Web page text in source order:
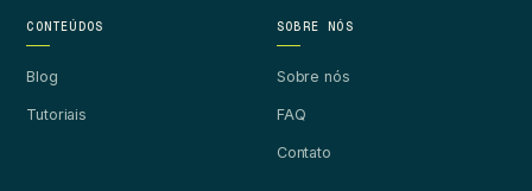
CONTEÚDOS
Blog
Tutoriais
SOBRE NÓS
Sobre nós
FAQ
Contato